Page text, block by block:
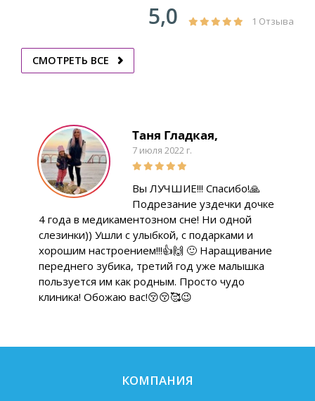
5,0 1 Отзыва
СМОТРЕТЬ ВСЕ
Таня Гладкая,
7 июля 2022 г.
Вы ЛУЧШИЕ!!! Спасибо!🙏
Подрезание уздечки дочке
4 года в медикаментозном сне! Ни одной
слезинки)) Ушли с улыбкой, с подарками и
хорошим настроением!!!👍🙌 🙂 Наращивание
переднего зубика, третий год уже малышка
пользуется им как родным. Просто чудо
клиника! Обожаю вас!😚😚🥰😉
КОМПАНИЯ